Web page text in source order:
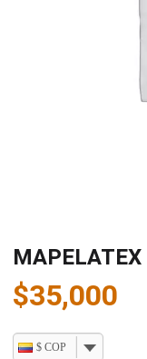
MAPELATEX
$35,000
$ COP